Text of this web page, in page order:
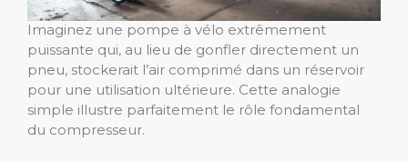
Imaginez une pompe à vélo extrêmement
puissante qui, au lieu de gonfler directement un
pneu, stockerait l’air comprimé dans un réservoir
pour une utilisation ultérieure. Cette analogie
simple illustre parfaitement le rôle fondamental
du compresseur.